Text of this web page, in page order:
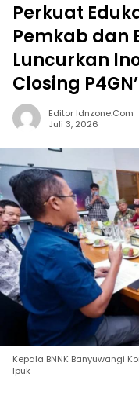
Perkuat
Pemkab dan
Luncurkan
Closing P4GN’
Editor Idnzone.com
Juli 3, 2026
Kepala BNNK Banyuwangi
Ipuk